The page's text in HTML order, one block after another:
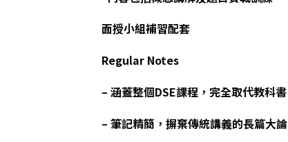
面授小組補習配套
Regular Notes
– 涵蓋整個DSE課程，完全取代教科書
– 筆記精簡，摒棄傳統講義的長篇大論